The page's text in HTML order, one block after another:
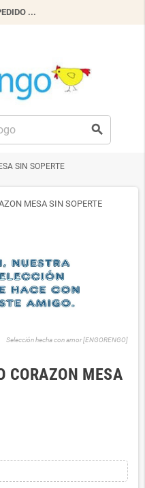
...
search
SIN SOPERTE
Selección hecha con amor [ENGORENGO]
CORAZON MESA